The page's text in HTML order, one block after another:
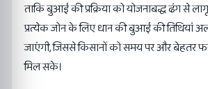
ताकि बुआई की प्रक्रिया को योजनाबद्ध ढंग से
प्रत्येक जोन के लिए धान की बुआई की
जाएंगी, जिससे किसानों को समय पर और बेहतर
मिल सके।